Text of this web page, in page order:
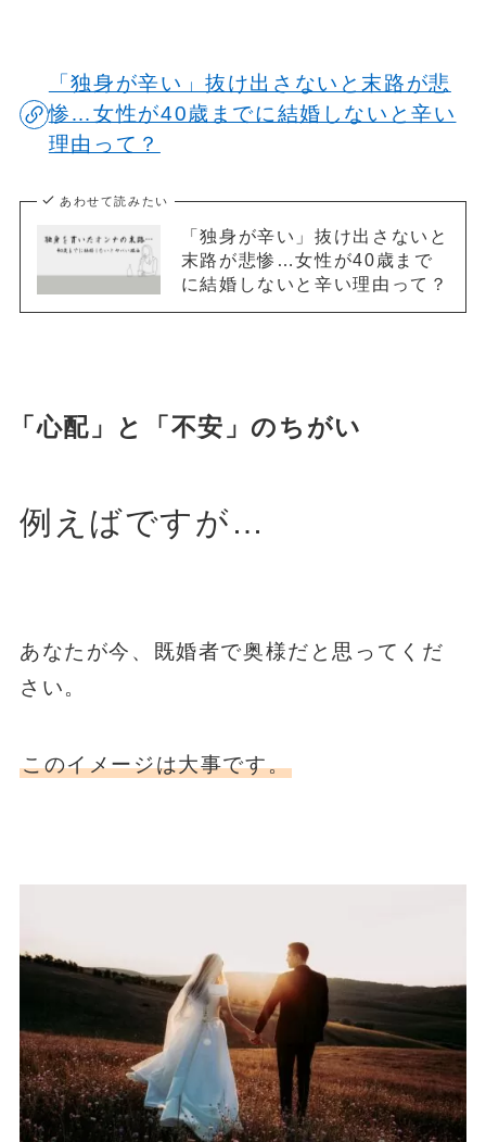
「独身が辛い」抜け出さないと末路が悲
惨…女性が40歳までに結婚しないと辛い
理由って？
あわせて読みたい
「独身が辛い」抜け出さないと
末路が悲惨…女性が40歳まで
に結婚しないと辛い理由って？
「心配」と「不安」のちがい
例えばですが…
あなたが今、既婚者で奥様だと思ってくだ
さい。
このイメージは大事です。